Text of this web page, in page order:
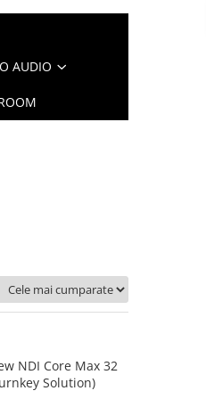
AUDIO
NDI Core Max 32
Solution)